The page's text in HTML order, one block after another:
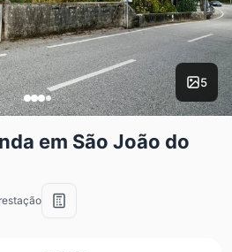
5
em São João do